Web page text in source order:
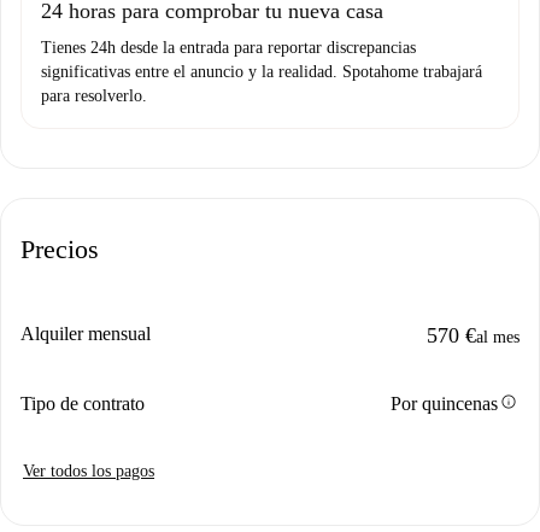
24 horas para comprobar tu nueva casa
Tienes 24h desde la entrada para reportar discrepancias
significativas entre el anuncio y la realidad. Spotahome trabajará
para resolverlo.
Precios
Alquiler mensual 570 €al mes
Tipo de contrato Por quincenasinfo
Ver todos los pagos